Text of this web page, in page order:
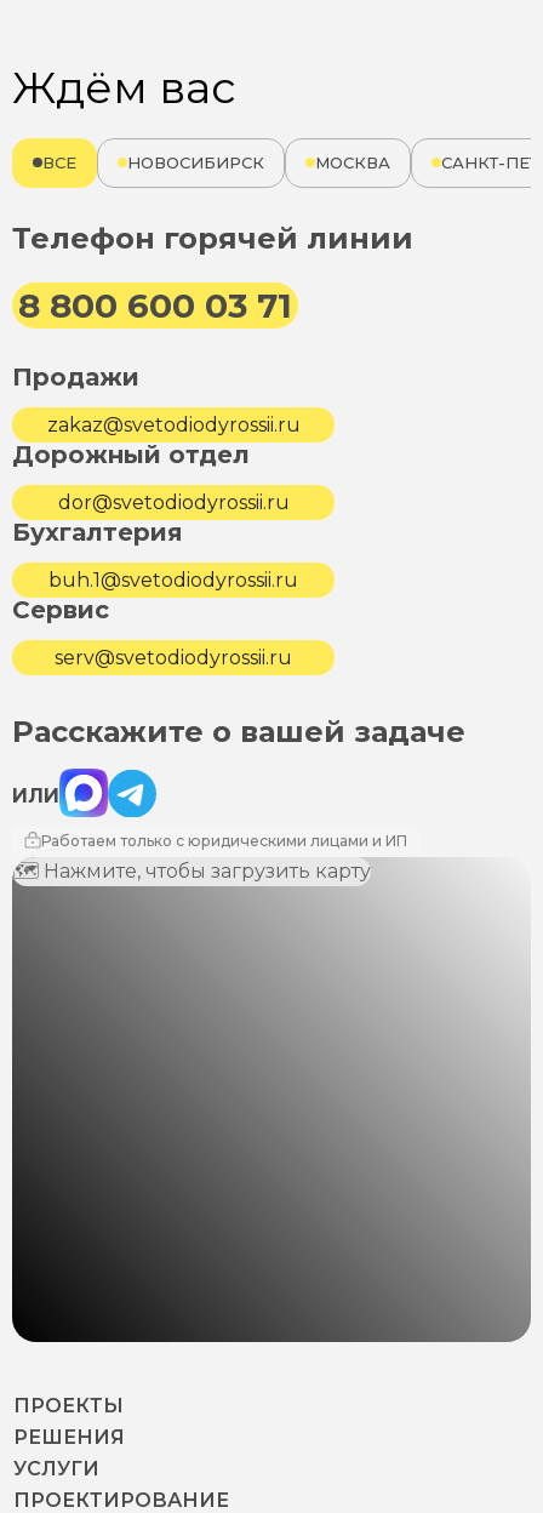
Ждём вас
ВСЕ НОВОСИБИРСК МОСКВА САНКТ-
Телефон горячей линии
8 800 600 03 71
Продажи
zakaz@svetodiodyrossii.ru
Дорожный отдел
dor@svetodiodyrossii.ru
Бухгалтерия
buh.1@svetodiodyrossii.ru
Сервис
serv@svetodiodyrossii.ru
Расскажите о вашей задаче
ИЛИ
Max Telegram
Работаем только с юридическими лицами и ИП
🗺 Нажмите, чтобы загрузить карту
ПРОЕКТЫ
РЕШЕНИЯ
УСЛУГИ
ПРОЕКТИРОВАНИЕ